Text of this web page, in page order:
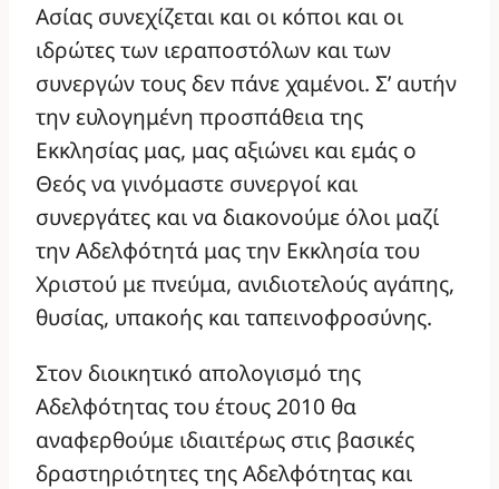
Ασίας συνεχίζεται και οι κόποι και οι
ιδρώτες των ιεραποστόλων και των
συνεργών τους δεν πάνε χαμένοι. Σ’ αυτήν
την ευλογημένη προσπάθεια της
Εκκλησίας μας, μας αξιώνει και εμάς ο
Θεός να γινόμαστε συνεργοί και
συνεργάτες και να διακονούμε όλοι μαζί
την Αδελφότητά μας την Εκκλησία του
Χριστού με πνεύμα, ανιδιοτελούς αγάπης,
θυσίας, υπακοής και ταπεινοφροσύνης.
Στον διοικητικό απολογισμό της
Αδελφότητας του έτους 2010 θα
αναφερθούμε ιδιαιτέρως στις βασικές
δραστηριότητες της Αδελφότητας και